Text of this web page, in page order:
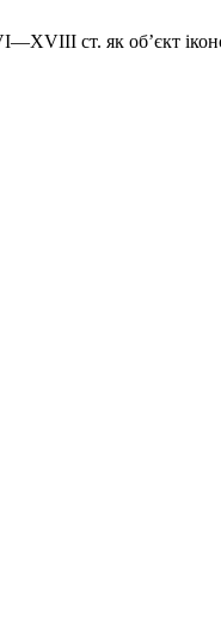
ст. як об’єкт